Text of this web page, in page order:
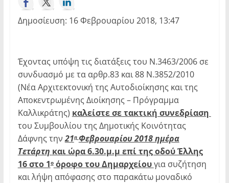
Δημοσίευση: 16 Φεβρουαρίου 2018, 13:47
Έχοντας υπόψη τις διατάξεις του Ν.3463/2006 σε
συνδυασμό με τα αρθρ.83 και 88 Ν.3852/2010
(Νέα Αρχιτεκτονική της Αυτοδιοίκησης και της
Αποκεντρωμένης Διοίκησης – Πρόγραμμα
Καλλικράτης) καλείστε σε τακτική συνεδρίαση
του Συμβουλίου της Δημοτικής Κοινότητας
Δάφνης την21ηΦεβρουαρίου 2018 ημέρα
Τετάρτη και ώρα 6.30.μ.μ επί της οδού Έλλης
16 στο 1οόροφο του Δημαρχείουγια συζήτηση
και λήψη απόφασης στο παρακάτω μοναδικό